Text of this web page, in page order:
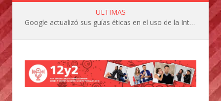
ULTIMAS
Google actualizó sus guías éticas en el uso de la Inteligencia ArtificIal